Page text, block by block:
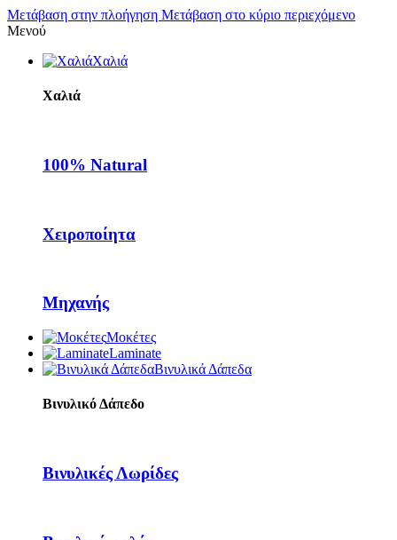
Μετάβαση στην πλοήγηση Μετάβαση στο κύριο περιεχόμενο
Μενού
Χαλιά
Χαλιά
100% Natural
Χειροποίητα
Μηχανής
Μοκέτες
Laminate
Βινυλικά Δάπεδα
Βινυλικό Δάπεδο
Βινυλικές Λωρίδες